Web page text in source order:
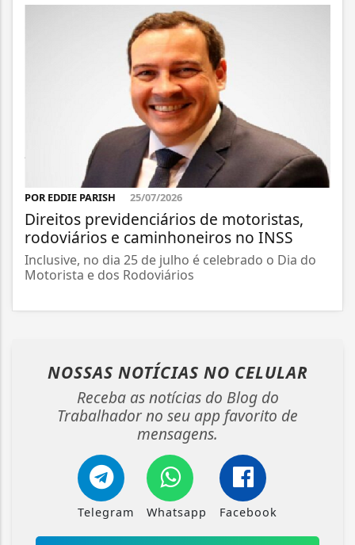
POR EDDIE PARISH 25/07/2026
Direitos previdenciários de motoristas,
rodoviários e caminhoneiros no INSS
Inclusive, no dia 25 de julho é celebrado o Dia do
Motorista e dos Rodoviários
NOSSAS NOTÍCIAS NO CELULAR
Receba as notícias do Blog do
Trabalhador no seu app favorito de
mensagens.
Telegram Whatsapp Facebook